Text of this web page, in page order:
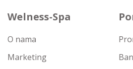
Welness-Spa
O nama
Marketing